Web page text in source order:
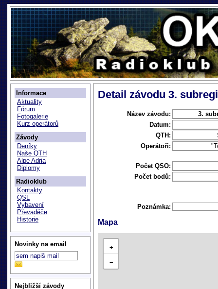
Informace
Aktuality
Fórum
Fotogalerie
Kurz operátorů
Závody
Deníky
Naše QTH
Alpe Adria
Diplomy
Radioklub
Kontakty
QSL
Vybavení
Převaděče
Historie
Novinky na email
Nejbližší závody
Detail závodu 3.
Název závodu:
3.
Datum:
QTH:
Operátoři:
Počet QSO:
Počet bodů:
Poznámka:
Mapa
+
−